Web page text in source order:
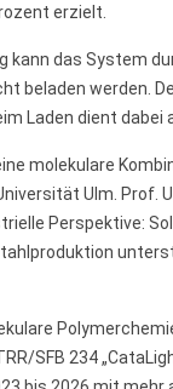
erzielt.
das System
beladen werden.
Laden dient
molekulare
Ulm. Prof.
Perspektive:
SFB 234